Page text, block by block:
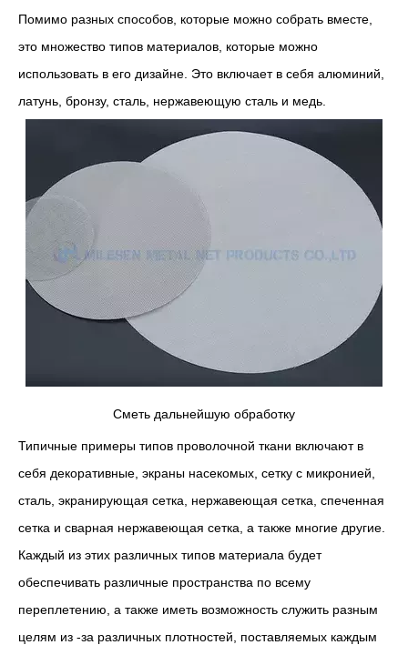
Помимо разных способов, которые можно собрать вместе,
это множество типов материалов, которые можно
использовать в его дизайне. Это включает в себя алюминий,
латунь, бронзу, сталь, нержавеющую сталь и медь.
Сметь дальнейшую обработку
Типичные примеры типов проволочной ткани включают в
себя декоративные, экраны насекомых, сетку с микронией,
сталь, экранирующая сетка, нержавеющая сетка, спеченная
сетка и сварная нержавеющая сетка, а также многие другие.
Каждый из этих различных типов материала будет
обеспечивать различные пространства по всему
переплетению, а также иметь возможность служить разным
целям из -за различных плотностей, поставляемых каждым